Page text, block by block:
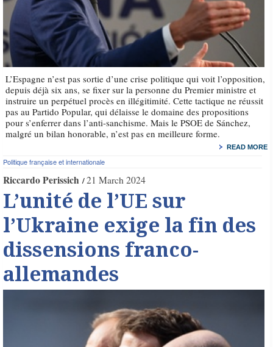
L’Espagne n’est pas sortie d’une crise politique qui voit l’opposition,
depuis déjà six ans, se fixer sur la personne du Premier ministre et
instruire un perpétuel procès en illégitimité. Cette tactique ne réussit
pas au Partido Popular, qui délaisse le domaine des propositions
pour s’enferrer dans l’anti-sanchisme. Mais le PSOE de Sánchez,
malgré un bilan honorable, n’est pas en meilleure forme.
READ MORE
Politique française et internationale
Riccardo Perissich 21 March 2024
L’unité de l’UE sur
l’Ukraine exige la fin des
dissensions franco-
allemandes